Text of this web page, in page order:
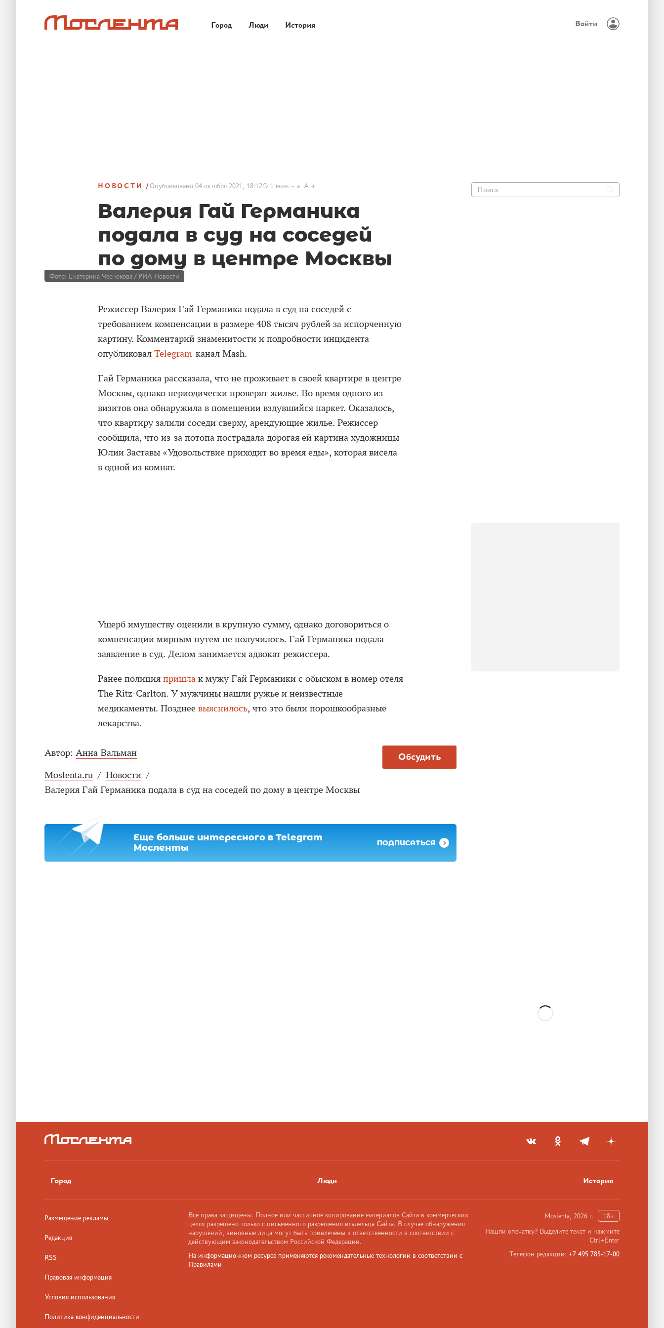
Город Люди История Войти
НОВОСТИ Опубликовано04 октября 2021, 18:12 1 мин. a A
Валерия Гай Германика
подала в суд на соседей
по дому в центре Москвы
Фото: Екатерина Чеснокова / РИА Новости
Режиссер Валерия Гай Германика подала в суд на соседей с
требованием компенсации в размере 408 тысяч рублей за испорченную
картину. Комментарий знаменитости и подробности инцидента
опубликовал Telegram-канал Mash.
Гай Германика рассказала, что не проживает в своей квартире в центре
Москвы, однако периодически проверят жилье. Во время одного из
визитов она обнаружила в помещении вздувшийся паркет. Оказалось,
что квартиру залили соседи сверху, арендующие жилье. Режиссер
сообщила, что из-за потопа пострадала дорогая ей картина художницы
Юлии Заставы «Удовольствие приходит во время еды», которая висела
в одной из комнат.
Ущерб имуществу оценили в крупную сумму, однако договориться о
компенсации мирным путем не получилось. Гай Германика подала
заявление в суд. Делом занимается адвокат режиссера.
Ранее полиция пришла к мужу Гай Германики с обыском в номер отеля
The Ritz-Carlton. У мужчины нашли ружье и неизвестные
медикаменты. Позднее выяснилось, что это были порошкообразные
лекарства.
Обсудить
Автор: Анна Вальман
Moslenta.ru / Новости /
Валерия Гай Германика подала в суд на соседей по дому в центре Москвы
Еще больше интересного в Telegram
Мосленты
ПОДПИСАТЬСЯ
Город Люди История
Размещение рекламы
Редакция
RSS
Правовая информация
Условия использования
Политика конфиденциальности
Moslenta, 2026 г.
18+
Нашли опечатку? Выделите текст и нажмите
Ctrl+Enter
Телефон редакции: +7 495 785-17-00
Все права защищены. Полное или частичное копирование материалов Сайта в коммерческих
целях разрешено только с письменного разрешения владельца Сайта. В случае обнаружения
нарушений, виновные лица могут быть привлечены к ответственности в соответствии с
действующим законодательством Российской Федерации.
На информационном ресурсе применяются рекомендательные технологии в соответствии с
Правилами